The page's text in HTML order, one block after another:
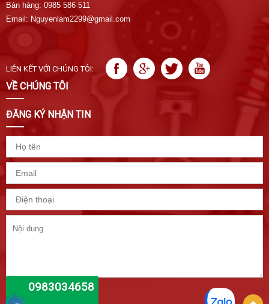
Bán hàng: 0985 586 511
Email: Nguyenlam2299@gmail.com
LIÊN KẾT VỚI CHÚNG TÔI:
VỀ CHÚNG TÔI
ĐĂNG KÝ NHẬN TIN
GỬI
0983034658